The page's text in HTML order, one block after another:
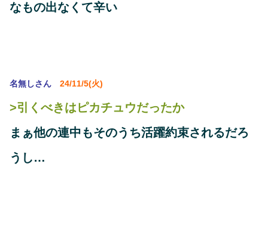
なもの出なくて辛い
名無しさん 24/11/5(火)
>引くべきはピカチュウだったか
まぁ他の連中もそのうち活躍約束されるだろ
うし…